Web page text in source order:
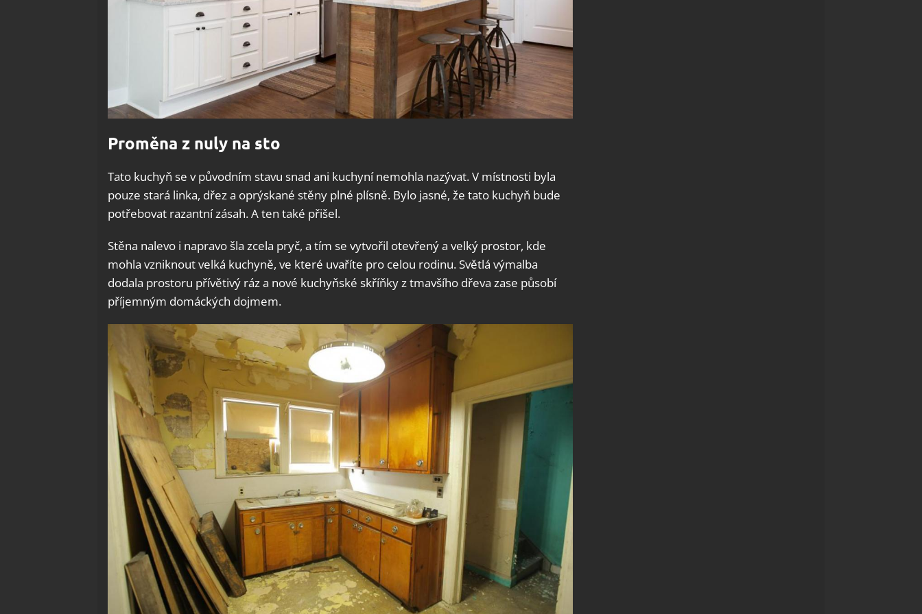
Proměna z nuly na sto
Tato kuchyň se v původním stavu snad ani kuchyní nemohla nazývat. V místnosti byla
pouze stará linka, dřez a oprýskané stěny plné plísně. Bylo jasné, že tato kuchyň bude
potřebovat razantní zásah. A ten také přišel.
Stěna nalevo i napravo šla zcela pryč, a tím se vytvořil otevřený a velký prostor, kde
mohla vzniknout velká kuchyně, ve které uvaříte pro celou rodinu. Světlá výmalba
dodala prostoru přívětivý ráz a nové kuchyňské skříňky z tmavšího dřeva zase působí
příjemným domáckých dojmem.